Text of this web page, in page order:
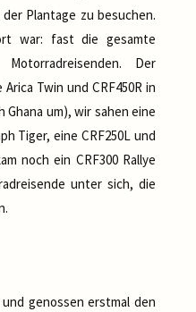
Plantage zu besuchen.
war: fast die gesamte
Der
Twin und CRF450R in
um), wir sahen eine
Tiger, eine CRF250L und
noch ein CRF300 Rallye
unter sich, die
genossen erstmal den